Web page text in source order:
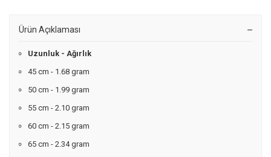
Ürün Açıklaması
Uzunluk - Ağırlık
45 cm - 1.68 gram
50 cm - 1.99 gram
55 cm - 2.10 gram
60 cm - 2.15 gram
65 cm - 2.34 gram